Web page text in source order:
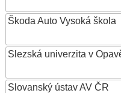
Škoda Auto Vysoká škola
Slezská univerzita v
Slovanský ústav AV ČR